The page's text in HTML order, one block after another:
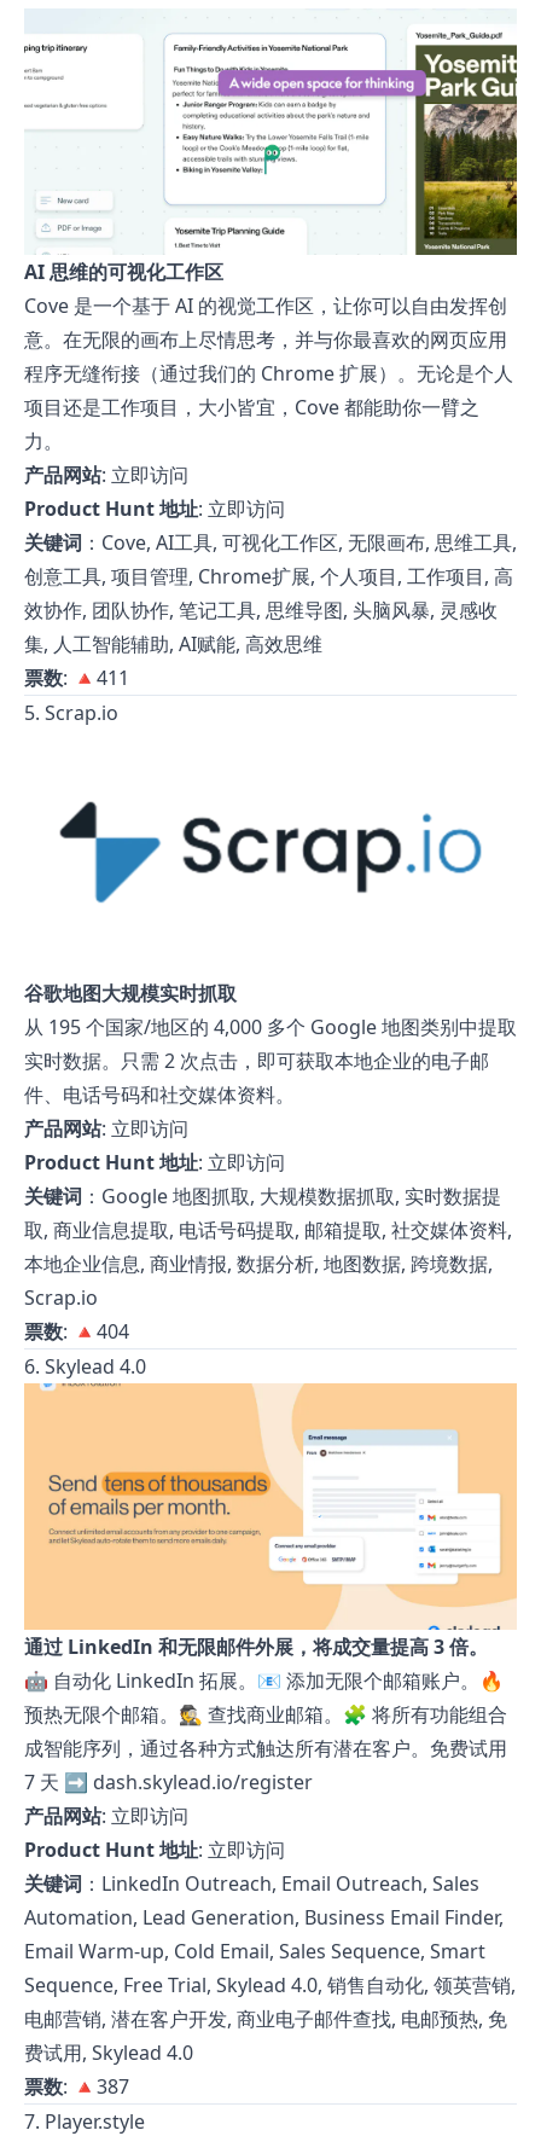
AI 思维的可视化工作区
Cove 是一个基于 AI 的视觉工作区，让你可以自由发挥创
意。在无限的画布上尽情思考，并与你最喜欢的网页应用
程序无缝衔接（通过我们的 Chrome 扩展）。无论是个人
项目还是工作项目，大小皆宜，Cove 都能助你一臂之
力。
产品网站: 立即访问
Product Hunt 地址: 立即访问
关键词 ：Cove, AI工具, 可视化工作区, 无限画布, 思维工具,
创意工具, 项目管理, Chrome扩展, 个人项目, 工作项目, 高
效协作, 团队协作, 笔记工具, 思维导图, 头脑风暴, 灵感收
集, 人工智能辅助, AI赋能, 高效思维
票数: 🔺411
5. Scrap.io
谷歌地图大规模实时抓取
从 195 个国家/地区的 4,000 多个 Google 地图类别中提取
实时数据。只需 2 次点击，即可获取本地企业的电子邮
件、电话号码和社交媒体资料。
产品网站: 立即访问
Product Hunt 地址: 立即访问
关键词 ：Google 地图抓取, 大规模数据抓取, 实时数据提
取, 商业信息提取, 电话号码提取, 邮箱提取, 社交媒体资料,
本地企业信息, 商业情报, 数据分析, 地图数据, 跨境数据,
Scrap.io
票数: 🔺404
6. Skylead 4.0
通过 LinkedIn 和无限邮件外展，将成交量提高 3 倍。
🤖 自动化 LinkedIn 拓展。📧 添加无限个邮箱账户。🔥
预热无限个邮箱。🕵️ 查找商业邮箱。🧩 将所有功能组合
成智能序列，通过各种方式触达所有潜在客户。免费试用
7 天 ➡️ dash.skylead.io/register
产品网站: 立即访问
Product Hunt 地址: 立即访问
关键词 ：LinkedIn Outreach, Email Outreach, Sales
Automation, Lead Generation, Business Email Finder,
Email Warm-up, Cold Email, Sales Sequence, Smart
Sequence, Free Trial, Skylead 4.0, 销售自动化, 领英营销,
电邮营销, 潜在客户开发, 商业电子邮件查找, 电邮预热, 免
费试用, Skylead 4.0
票数: 🔺387
7. Player.style